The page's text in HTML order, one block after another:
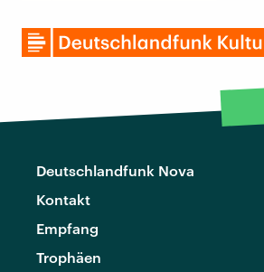
Deutschlandfunk Nova
Kontakt
Empfang
Trophäen